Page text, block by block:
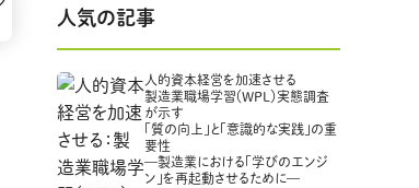
人気の記事
人的資本経営を加速させる
製造業職場学習（WPL）実態調査
が示す
「質の向上」と「意識的な実践」の重
要性
—製造業における「学びのエンジ
ン」を再起動させるために—